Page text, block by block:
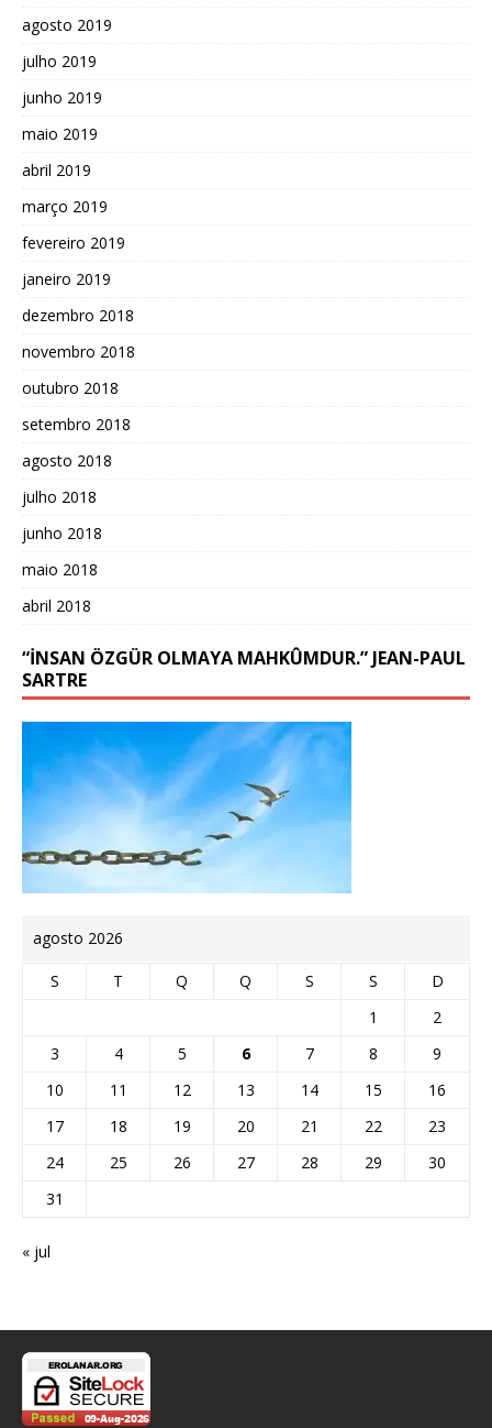
agosto 2019
julho 2019
junho 2019
maio 2019
abril 2019
março 2019
fevereiro 2019
janeiro 2019
dezembro 2018
novembro 2018
outubro 2018
setembro 2018
agosto 2018
julho 2018
junho 2018
maio 2018
abril 2018
“İNSAN ÖZGÜR OLMAYA MAHKÛMDUR.” JEAN-PAUL
SARTRE
agosto 2026
S T Q Q S S
D
1
2
3
4 5 6 7 8
9
10
11 12 13 14 15
16
17
18 19 20 21 22
23
24
25 26 27 28 29
30
31
« jul